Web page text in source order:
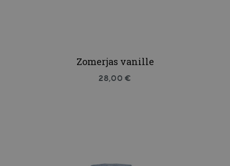
Zomerjas vanille
28,00 €